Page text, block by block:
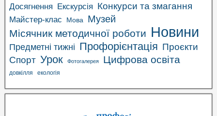
Досягнення Екскурсія Конкурси та змагання
Майстер-клас Мова Музей
Місячник методичної роботи Новини
Предметні тижні Профорієнтація Проєкти
Спорт Урок Фотогалерея Цифрова освіта
довкілля екологія